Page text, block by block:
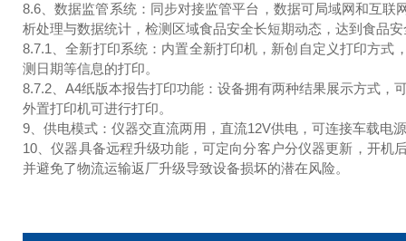
8.6、数据监管系统：同步对接监管平台，数据可局域网和互
析处理与数据统计，检测区域食品安全长短期动态，达到食品
8.7.1、全新打印系统：内置全新打印机，新创自定义打印方
测日期等信息的打印。
8.7.2、A4纸版本报告打印功能：设备拥有两种结果展示方式
外置打印机可进行打印。
9、供电模式：仪器交直流两用，直流12V供电，可连接车载电
10、仪器具备远程升级功能，可定向分客户分仪器更新，开
并避免了物流运输返厂升级导致设备损坏的潜在风险。